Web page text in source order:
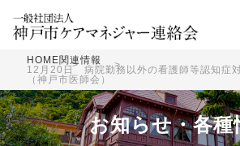
HOME関連情報
12月20日 病院勤務以外の看護師等認知症
（神戸市医師会）
お知らせ・各種